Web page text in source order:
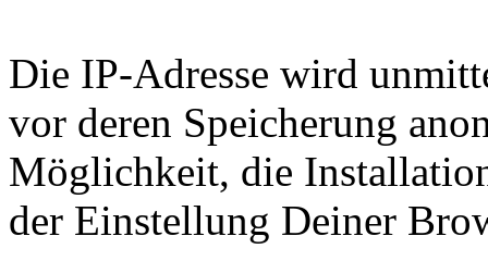
Die IP-Adresse wird
vor deren Speicherung
Möglichkeit, die
der Einstellung Deiner